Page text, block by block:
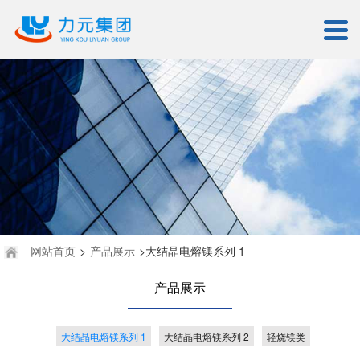
网站首页 > 产品展示 >大结晶电熔镁系列 1
产品展示
大结晶电熔镁系列 1 大结晶电熔镁系列 2 轻烧镁类